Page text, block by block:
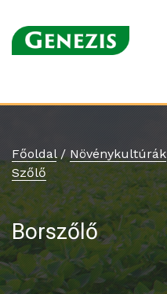
Főoldal/ Növénykultúrák
Szőlő
Borszőlő